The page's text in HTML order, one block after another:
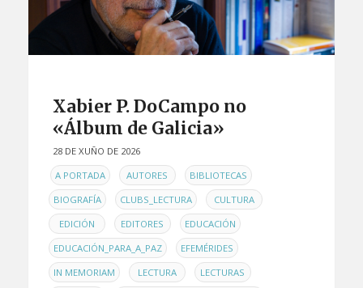
Xabier P. DoCampo no
«Álbum de Galicia»
28 DE XUÑO DE 2026
ENA PORTADA , AUTORES , BIBLIOTECAS ,
BIOGRAFÍA , CLUBS_LECTURA , CULTURA ,
EDICIÓN , EDITORES , EDUCACIÓN ,
EDUCACIÓN_PARA_A_PAZ , EFEMÉRIDES ,
IN MEMORIAM , LECTURA , LECTURAS ,